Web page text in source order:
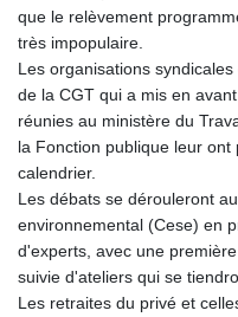
que le relèvement
très impopulaire.
Les organisations
de la CGT qui a mis en
réunies au ministère du
la Fonction publique leur
calendrier.
Les débats se dérouleront
environnemental (Cese) en
d'experts, avec une
suivie d'ateliers qui se
Les retraites du privé et